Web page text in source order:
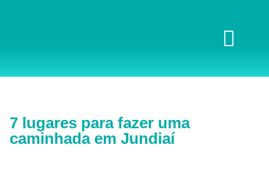
7 lugares para fazer uma
caminhada em Jundiaí